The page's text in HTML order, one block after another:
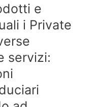
e
i Private
servizi: